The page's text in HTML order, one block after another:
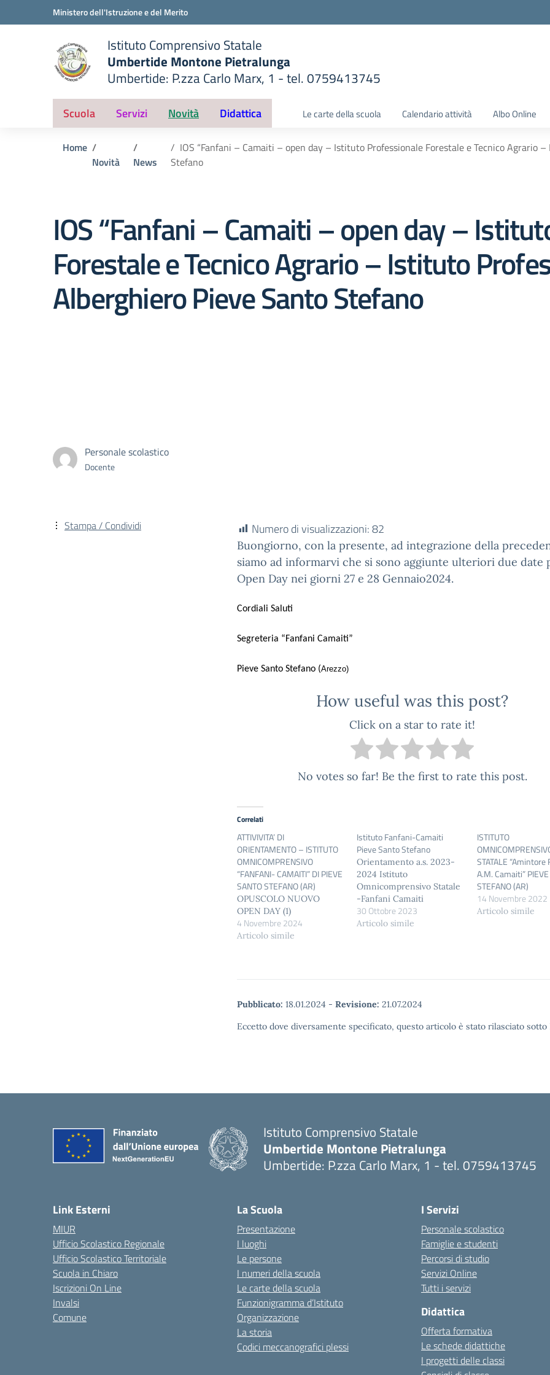
Vai ai contenuti
Vai al menu di navigazioneMinistero dell'Istruzione e del Merito
scuola
Istituto Comprensivo Statale
Umbertide Montone Pietralunga
Umbertide: P.zza Carlo Marx, 1 - tel. 0759413745
— Visita la pagina iniziale della scuola
Scuola Servizi Novità Didattica Le carte della scuola Calendario attività Albo Online
Home
Novità
News
IOS “Fanfani – Camaiti – open day – Istituto Professionale Forestale e Tecnico Agrario
Stefano
IOS “Fanfani – Camaiti – open day –
Forestale e Tecnico Agrario – Istituto
Alberghiero Pieve Santo Stefano
Personale scolastico
Docente
Numero di visualizzazioni:82
Buongiorno, con la presente, ad integrazione della
siamo ad informarvi che si sono aggiunte ulteriori due date
Open Day nei giorni 27 e 28 Gennaio2024.
Cordiali Saluti
Segreteria “Fanfani Camaiti”
Pieve Santo Stefano (Arezzo)
How useful was this post?
Click on a star to rate it!
No votes so far! Be the first to rate this post.
Correlati
ATTIVIVITA’ DI
ORIENTAMENTO – ISTITUTO
OMNICOMPRENSIVO
“FANFANI- CAMAITI” DI PIEVE
SANTO STEFANO (AR)
OPUSCOLO NUOVO
OPEN DAY (1)
4 Novembre 2024
Articolo simile
Istituto Fanfani-Camaiti
Pieve Santo Stefano
Orientamento a.s. 2023-
2024 Istituto
Omnicomprensivo Statale
-Fanfani Camaiti
30 Ottobre 2023
Articolo simile
ISTITUTO
STATALE
A.M. Camaiti”
STEFANO (AR)
14 Novembre 2022
Articolo simile
Pubblicato: 18.01.2024 - Revisione: 21.07.2024
Eccetto dove diversamente specificato, questo articolo è stato rilasciato
Stampa / Condividi
Istituto Comprensivo Statale
Umbertide Montone Pietralunga
Umbertide: P.zza Carlo Marx, 1 - tel. 0759413745
Link Esterni
MIUR
Ufficio Scolastico Regionale
Ufficio Scolastico Territoriale
Scuola in Chiaro
Iscrizioni On Line
Invalsi
Comune
La Scuola
Presentazione
I luoghi
Le persone
I numeri della scuola
Le carte della scuola
Funzionigramma d’Istituto
Organizzazione
La storia
Codici meccanografici plessi
I Servizi
Personale scolastico
Famiglie e studenti
Percorsi di studio
Servizi Online
Tutti i servizi
Didattica
Offerta formativa
Le schede didattiche
I progetti delle classi